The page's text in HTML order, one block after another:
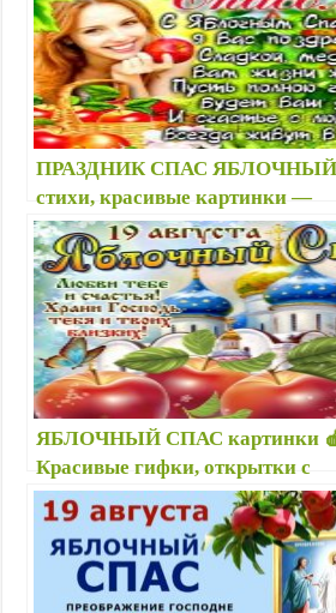
ПРАЗДНИК СПАС ЯБЛОЧНЫЙ
стихи, красивые картинки —
Поздравления с Яблочным
Преображение Господне:
молитвы
ЯБЛОЧНЫЙ СПАС картинки
Красивые гифки, открытки с
наступающим Яблочным
Стихи Преображение Господне